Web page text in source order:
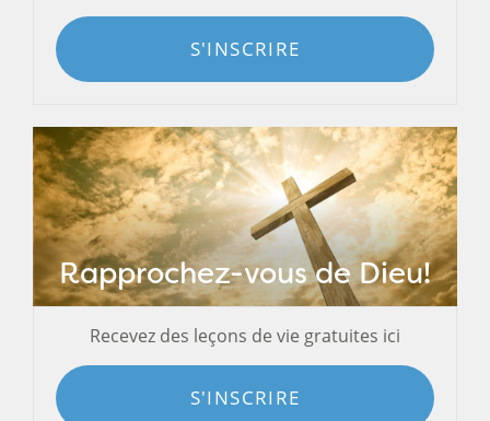
S'INSCRIRE
Rapprochez-vous de Dieu!
Recevez des leçons de vie gratuites ici
S'INSCRIRE